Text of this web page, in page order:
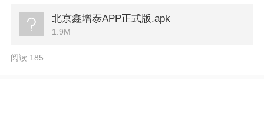
北京鑫增泰APP正式版.apk
1.9M
阅读 185